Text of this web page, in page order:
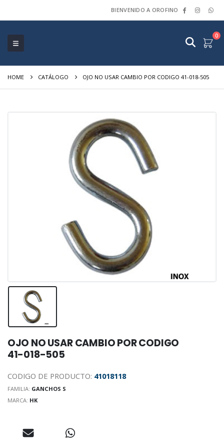
BIENVENIDO A OROFINO
0
HOME CATÁLOGO OJO NO USAR CAMBIO POR CODIGO 41-018-505
OJO NO USAR CAMBIO POR CODIGO
41-018-505
CODIGO DE PRODUCTO: 41018118
FAMILIA: GANCHOS S
MARCA: HK